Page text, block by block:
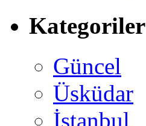
Kategoriler
Güncel
Üsküdar
İstanbul